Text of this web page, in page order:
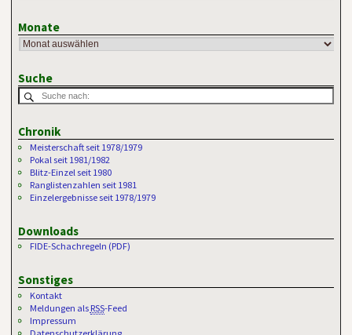
Monate
Suche
Chronik
Meisterschaft seit 1978/1979
Pokal seit 1981/1982
Blitz-Einzel seit 1980
Ranglistenzahlen seit 1981
Einzelergebnisse seit 1978/1979
Downloads
FIDE-Schachregeln (PDF)
Sonstiges
Kontakt
Meldungen als RSS-Feed
Impressum